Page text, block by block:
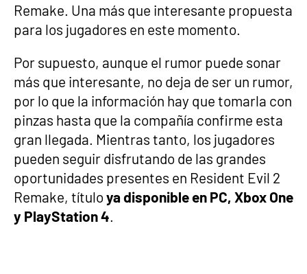
Remake. Una más que interesante propuesta
para los jugadores en este momento.
Por supuesto, aunque el rumor puede sonar
más que interesante, no deja de ser un rumor,
por lo que la información hay que tomarla con
pinzas hasta que la compañía confirme esta
gran llegada. Mientras tanto, los jugadores
pueden seguir disfrutando de las grandes
oportunidades presentes en Resident Evil 2
Remake, título ya disponible en PC, Xbox One
y PlayStation 4.